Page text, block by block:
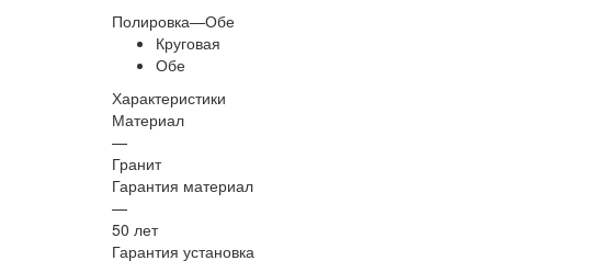
Полировка—Обе
Круговая
Обе
Характеристики
Материал
—
Гранит
Гарантия материал
—
50 лет
Гарантия установка